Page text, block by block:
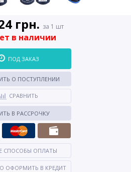
грн. за 1 шт
в наличии
ПОД ЗАКАЗ
О ПОСТУПЛЕНИИ
СРАВНИТЬ
В РАССРОЧКУ
СПОСОБЫ ОПЛАТЫ
ОФОРМИТЬ В КРЕДИТ